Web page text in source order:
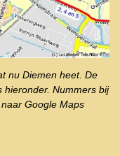
nu Diemen heet. De
hieronder. Nummers bij
Google Maps